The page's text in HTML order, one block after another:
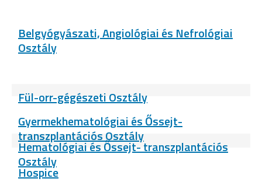
Belgyógyászati, Angiológiai és Nefrológiai
Osztály
Fül-orr-gégészeti Osztály
Gyermekhematológiai és Őssejt-
transzplantációs Osztály
Hematológiai és Őssejt- transzplantációs
Osztály
Hospice